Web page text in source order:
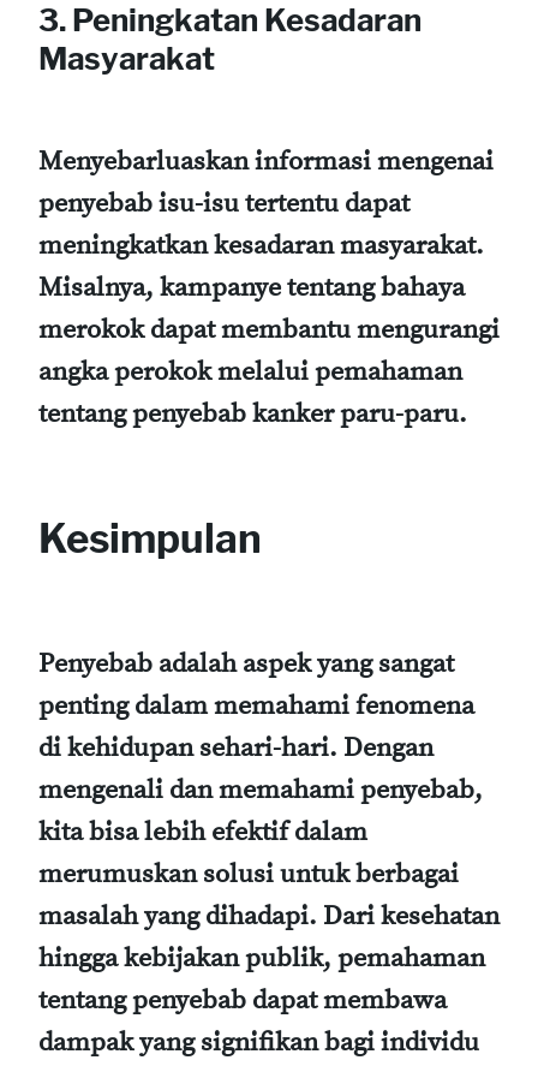
3. Peningkatan Kesadaran
Masyarakat
Menyebarluaskan informasi mengenai
penyebab isu-isu tertentu dapat
meningkatkan kesadaran masyarakat.
Misalnya, kampanye tentang bahaya
merokok dapat membantu mengurangi
angka perokok melalui pemahaman
tentang penyebab kanker paru-paru.
Kesimpulan
Penyebab adalah aspek yang sangat
penting dalam memahami fenomena
di kehidupan sehari-hari. Dengan
mengenali dan memahami penyebab,
kita bisa lebih efektif dalam
merumuskan solusi untuk berbagai
masalah yang dihadapi. Dari kesehatan
hingga kebijakan publik, pemahaman
tentang penyebab dapat membawa
dampak yang signifikan bagi individu